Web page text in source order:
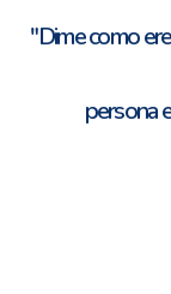
"Dime como
persona